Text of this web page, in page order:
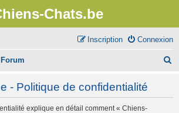
Chats.be
Connexion
Inscription
Forum
- Politique de confidentialité
explique en détail comment « Chiens-